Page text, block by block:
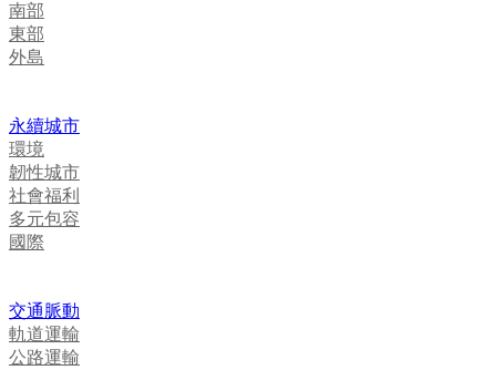
南部
東部
外島
永續城市
環境
韌性城市
社會福利
多元包容
國際
交通脈動
軌道運輸
公路運輸